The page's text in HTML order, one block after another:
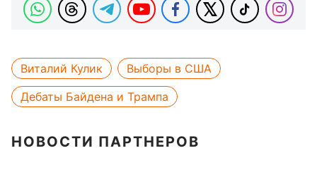
Виталий Кулик
Выборы в США
Дебаты Байдена и Трампа
НОВОСТИ ПАРТНЕРОВ